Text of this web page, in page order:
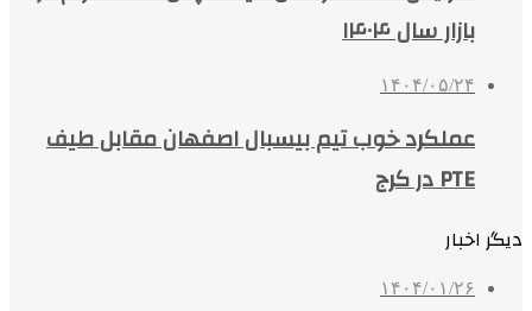
بازار سال ۱۴۰۴
۱۴۰۴/۰۵/۲۴
عملکرد خوب تیم بیسبال اصفهان مقابل طیف
PTE در کرج
دیگر اخبار
۱۴۰۴/۰۱/۲۶